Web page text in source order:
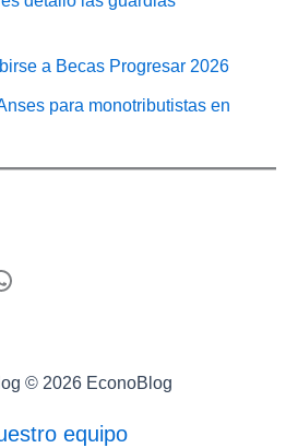
a Becas Progresar 2026
para monotributistas en
© 2026 EconoBlog
equipo